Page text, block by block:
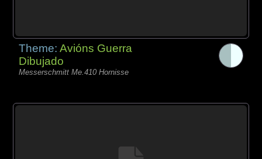
Theme:Avións Guerra
Dibujado
Messerschmitt Me.410 Hornisse